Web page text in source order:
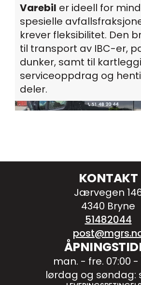
Varebil er ideell for
spesielle
krever fleksibilitet. Den
til transport av IBC-er,
dunker, samt til
serviceoppdrag og
deler.
KONTAKT
Jærvegen
4340 Bryne
51482044
man. - fre. 07:00 -
lørdag og søndag: